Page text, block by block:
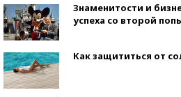
Знаменитости и
успеха со второй
Как защититься от